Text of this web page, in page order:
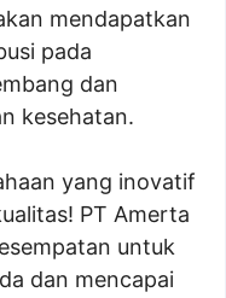
mendapatkan
pada
dan
kesehatan.
yang inovatif
PT Amerta
untuk
dan mencapai